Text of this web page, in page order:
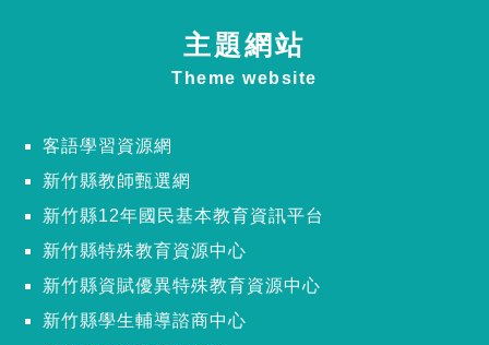
主題網站
Theme website
客語學習資源網
新竹縣教師甄選網
新竹縣12年國民基本教育資訊平台
新竹縣特殊教育資源中心
新竹縣資賦優異特殊教育資源中心
新竹縣學生輔導諮商中心